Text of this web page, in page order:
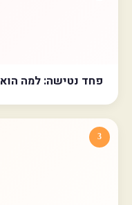
פחד נטישה: למה הוא
3